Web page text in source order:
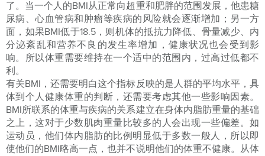
了。当一个人的BMI从正常向超重和肥胖的范围发展，他患糖
尿病、心血管病和肿瘤等疾病的风险就会逐渐增加；另一方
面，如果BMI低于18.5，则机体的抵抗力降低、骨量减少、内
分泌紊乱和营养不良的发生率增加，健康状况也会受到影
响。所以体重需要维持在一个适中的范围内，过高过低都不
利。
有关BMI，还需要明白这个指标反映的是人群的平均水平，具
体到个人健康体重的判断，还需要考虑其他一些影响因素。
BMI所联系的体重与疾病的关系建立在身体内脂肪重量的基础
之上，这对于少数肌肉重量比较多的人会出现一些偏差。如
运动员，他们体内脂肪的比例明显低于多数一般人，所以即
使他们的BMI略高一点，也并不说明他们的体重不健康。从体